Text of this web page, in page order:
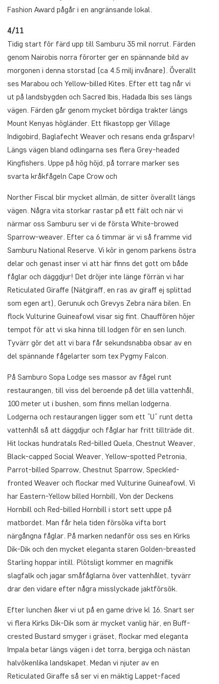
Fashion Award pågår i en angränsande lokal.
4/11
Tidig start för färd upp till Samburu 35 mil norrut. Färden
genom Nairobis norra förorter ger en spännande bild av
morgonen i denna storstad (ca 4.5 milj invånare). Överallt
ses Marabou och Yellow-billed Kites. Efter ett tag når vi
ut på landsbygden och Sacred Ibis, Hadada Ibis ses längs
vägen. Färden går genom mycket bördiga trakter längs
Mount Kenyas högländer. Ett fikastopp ger Village
Indigobird, Baglafecht Weaver och resans enda gråsparv!
Längs vägen bland odlingarna ses flera Grey-headed
Kingfishers. Uppe på hög höjd, på torrare marker ses
svarta kråkfågeln Cape Crow och
Norther Fiscal blir mycket allmän, de sitter överallt längs
vägen. Några vita storkar rastar på ett fält och när vi
närmar oss Samburu ser vi de första White-browed
Sparrow-weaver. Efter ca 6 timmar är vi så framme vid
Samburu National Reserve. Vi kör in genom parkens östra
delar och genast inser vi att här finns det gott om både
fåglar och däggdjur! Det dröjer inte länge förrän vi har
Reticulated Giraffe (Nätgiraff, en ras av giraff ej splittad
som egen art), Gerunuk och Grevys Zebra nära bilen. En
flock Vulturine Guineafowl visar sig fint. Chauffören höjer
tempot för att vi ska hinna till lodgen för en sen lunch.
Tyvärr gör det att vi bara får sekundsnabba obsar av en
del spännande fågelarter som tex Pygmy Falcon.
På Samburo Sopa Lodge ses massor av fågel runt
restaurangen, till viss del beroende på det lilla vattenhål,
100 meter ut i bushen, som finns mellan lodgerna.
Lodgerna och restaurangen ligger som ett ”U” runt detta
vattenhål så att däggdjur och fåglar har fritt tillträde dit.
Hit lockas hundratals Red-billed Quela, Chestnut Weaver,
Black-capped Social Weaver, Yellow-spotted Petronia,
Parrot-billed Sparrow, Chestnut Sparrow, Speckled-
fronted Weaver och flockar med Vulturine Guineafowl. Vi
har Eastern-Yellow billed Hornbill, Von der Deckens
Hornbill och Red-billed Hornbill i stort sett uppe på
matbordet. Man får hela tiden försöka vifta bort
närgångna fåglar. På marken nedanför oss ses en Kirks
Dik-Dik och den mycket eleganta staren Golden-breasted
Starling hoppar intill. Plötsligt kommer en magnifik
slagfalk och jagar småfåglarna över vattenhålet, tyvärr
drar den vidare efter några misslyckade jaktförsök.
Efter lunchen åker vi ut på en game drive kl 16. Snart ser
vi flera Kirks Dik-Dik som är mycket vanlig här, en Buff-
crested Bustard smyger i gräset, flockar med eleganta
Impala betar längs vägen i det torra, bergiga och nästan
halvökenlika landskapet. Medan vi njuter av en
Reticulated Giraffe så ser vi en mäktig Lappet-faced